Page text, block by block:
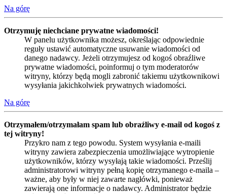
Na górę
Otrzymuję niechciane prywatne wiadomości!
W panelu użytkownika możesz, określając odpowiednie
reguły ustawić automatyczne usuwanie wiadomości od
danego nadawcy. Jeżeli otrzymujesz od kogoś obraźliwe
prywatne wiadomości, poinformuj o tym moderatorów
witryny, którzy będą mogli zabronić takiemu użytkownikowi
wysyłania jakichkolwiek prywatnych wiadomości.
Na górę
Otrzymałem/otrzymałam spam lub obraźliwy e-mail od kogoś z
tej witryny!
Przykro nam z tego powodu. System wysyłania e-maili
witryny zawiera zabezpieczenia umożliwiające wytropienie
użytkowników, którzy wysyłają takie wiadomości. Prześlij
administratorowi witryny pełną kopię otrzymanego e-maila –
ważne, aby były w niej zawarte nagłówki, ponieważ
zawierają one informacje o nadawcy. Administrator będzie